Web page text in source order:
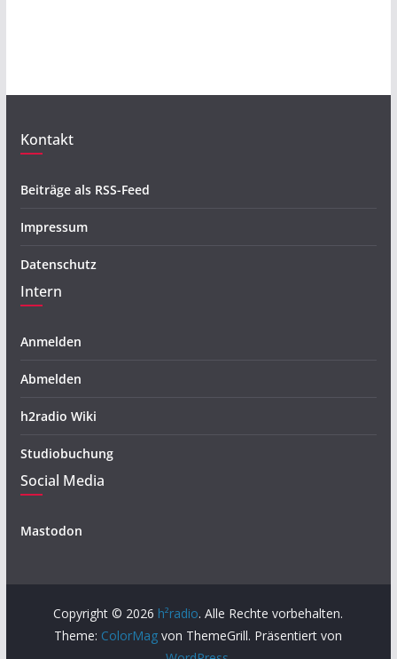
Kontakt
Beiträge als RSS-Feed
Impressum
Datenschutz
Intern
Anmelden
Abmelden
h2radio Wiki
Studiobuchung
Social Media
Mastodon
Copyright © 2026 h²radio. Alle Rechte vorbehalten.
Theme: ColorMag von ThemeGrill. Präsentiert von